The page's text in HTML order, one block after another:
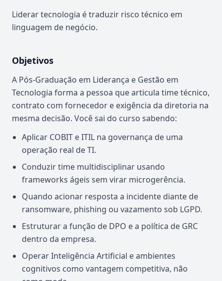
Liderar tecnologia é traduzir risco técnico em
linguagem de negócio.
Objetivos
A Pós-Graduação em Liderança e Gestão em
Tecnologia forma a pessoa que articula time técnico,
contrato com fornecedor e exigência da diretoria na
mesma decisão. Você sai do curso sabendo:
Aplicar COBIT e ITIL na governança de uma
operação real de TI.
Conduzir time multidisciplinar usando
frameworks ágeis sem virar microgerência.
Quando acionar resposta a incidente diante de
ransomware, phishing ou vazamento sob LGPD.
Estruturar a função de DPO e a política de GRC
dentro da empresa.
Operar Inteligência Artificial e ambientes
cognitivos como vantagem competitiva, não